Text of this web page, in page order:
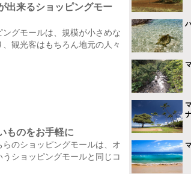
出来るショッピングモー
グモールは、規模が小さめな
観光客はもちろん地元の人々
ものをお手軽に
のショッピングモールは、オ
ショッピングモールと同じコ